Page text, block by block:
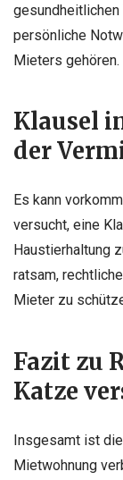
persönliche
Mieters gehören.
Klausel
der
Es kann
versucht, eine
Haustierhaltung
ratsam,
Mieter zu
Fazit zu
Katze
Insgesamt ist
Mietwohnung